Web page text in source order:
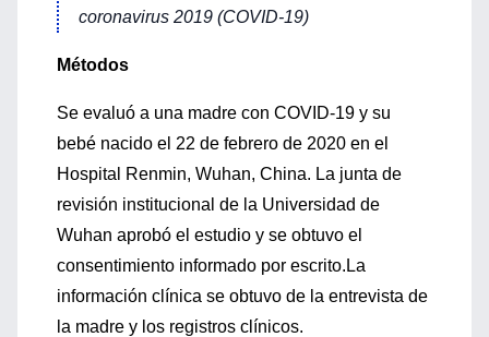
coronavirus 2019 (COVID-19)
Métodos
Se evaluó a una madre con COVID-19 y su
bebé nacido el 22 de febrero de 2020 en el
Hospital Renmin, Wuhan, China. La junta de
revisión institucional de la Universidad de
Wuhan aprobó el estudio y se obtuvo el
consentimiento informado por escrito.La
información clínica se obtuvo de la entrevista de
la madre y los registros clínicos.